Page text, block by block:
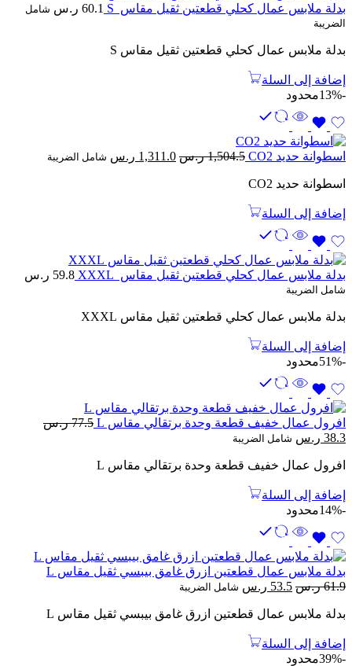
بدلة ملابس عمال كحلي قطعتين ثقيل مقاس S 60.1 ر.س شامل
الضريبة
بدلة ملابس عمال كحلي قطعتين ثقيل مقاس S
إضافة إلى السلة
-13%
محدود
اسطوانة حديد CO2 1,504.5 ر.س السعر
1,311.0 ر.س السعر
شامل الضريبة
اسطوانة حديد CO2
إضافة إلى السلة
بدلة ملابس عمال كحلي قطعتين ثقيل مقاس XXXL 59.8 ر.س
شامل الضريبة
بدلة ملابس عمال كحلي قطعتين ثقيل مقاس XXXL
إضافة إلى السلة
-51%
محدود
افرول عمال خفيف قطعة وحدة برتقالي مقاس L 77.5 ر.س
السعر
هو:
38.3 ر.س السعر
هو:
شامل الضريبة
افرول عمال خفيف قطعة وحدة برتقالي مقاس L
إضافة إلى السلة
-14%
محدود
بدلة ملابس عمال قطعتين ازرق غامق بيبسي ثقيل مقاس L
61.9 ر.س السعر
هو:
53.5 ر.س السعر
هو:
شامل الضريبة
بدلة ملابس عمال قطعتين ازرق غامق بيبسي ثقيل مقاس L
إضافة إلى السلة
-39%
محدود